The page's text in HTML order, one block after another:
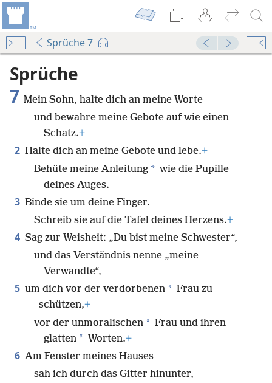
Sprüche 7
Sprüche
7 Mein Sohn, halte dich an meine Worte
und bewahre meine Gebote auf wie einen
Schatz.+
2 Halte dich an meine Gebote und lebe.+
Behüte meine Anleitung * wie die Pupille
deines Auges.
3 Binde sie um deine Finger.
Schreib sie auf die Tafel deines Herzens.+
4 Sag zur Weisheit: „Du bist meine Schwester“,
und das Verständnis nenne „meine
Verwandte“,
5 um dich vor der verdorbenen * Frau zu
schützen,+
vor der unmoralischen * Frau und ihren
glatten * Worten.+
6 Am Fenster meines Hauses
sah ich durch das Gitter hinunter,